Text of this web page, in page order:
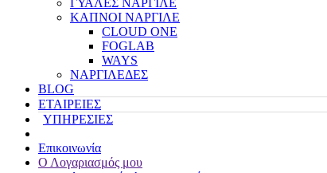
ΓΥΑΛΕΣ ΝΑΡΓΙΛΕ
ΚΑΠΝΟΙ ΝΑΡΓΙΛΕ
CLOUD ONE
FOGLAB
WAYS
ΝΑΡΓΙΛΕΔΕΣ
BLOG
ΕΤΑΙΡΕΙΕΣ
ΥΠΗΡΕΣΙΕΣ
Επικοινωνία
Ο Λογαριασμός μου